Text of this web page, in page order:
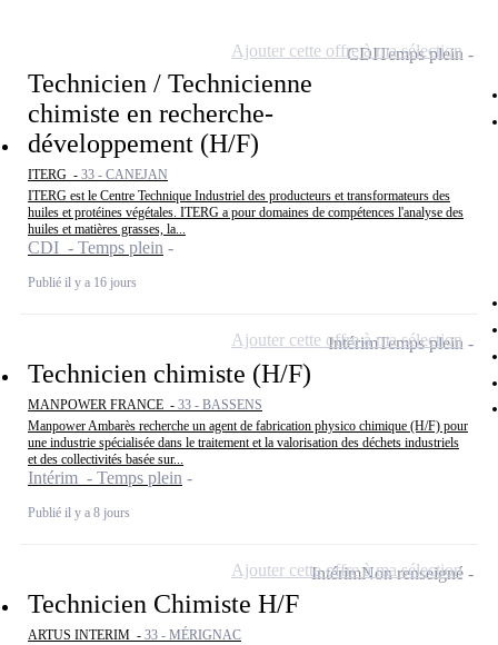
Technicien / Technicienne
chimiste en recherche-
développement (H/F)
ITERG - 33 - CANEJAN
ITERG est le Centre Technique Industriel des producteurs et transformateurs des
huiles et protéines végétales. ITERG a pour domaines de compétences l'analyse des
huiles et matières grasses, la...
CDI - Temps plein
Publié il y a 16 jours
CDITemps plein
Ajouter cette offre à ma sélection
Technicien chimiste (H/F)
MANPOWER FRANCE - 33 - BASSENS
Manpower Ambarès recherche un agent de fabrication physico chimique (H/F) pour
une industrie spécialisée dans le traitement et la valorisation des déchets industriels
et des collectivités basée sur...
Intérim - Temps plein
Publié il y a 8 jours
IntérimTemps plein
Ajouter cette offre à ma sélection
Technicien Chimiste H/F
ARTUS INTERIM - 33 - MÉRIGNAC
IntérimNon renseigné
Ajouter cette offre à ma sélection